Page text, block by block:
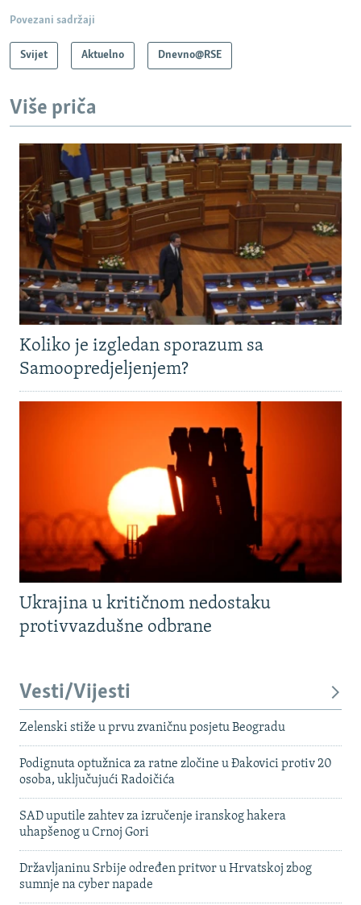
Povezani sadržaji
Svijet Aktuelno Dnevno@RSE
Više priča
Koliko je izgledan sporazum sa
Samoopredjeljenjem?
Ukrajina u kritičnom nedostaku
protivvazdušne odbrane
Vesti/Vijesti
Zelenski stiže u prvu zvaničnu posjetu Beogradu
Podignuta optužnica za ratne zločine u Đakovici protiv 20
osoba, uključujući Radoičića
SAD uputile zahtev za izručenje iranskog hakera
uhapšenog u Crnoj Gori
Državljaninu Srbije određen pritvor u Hrvatskoj zbog
sumnje na cyber napade